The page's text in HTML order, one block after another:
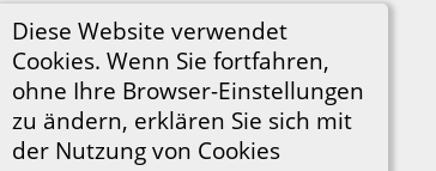
Diese Website verwendet
Cookies. Wenn Sie fortfahren,
ohne Ihre Browser-Einstellungen
zu ändern, erklären Sie sich mit
der Nutzung von Cookies